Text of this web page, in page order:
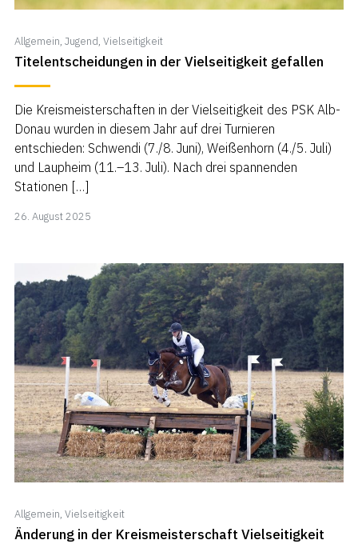
Allgemein, Jugend, Vielseitigkeit
Titelentscheidungen in der Vielseitigkeit gefallen
Die Kreismeisterschaften in der Vielseitigkeit des PSK Alb-
Donau wurden in diesem Jahr auf drei Turnieren
entschieden: Schwendi (7./8. Juni), Weißenhorn (4./5. Juli)
und Laupheim (11.–13. Juli). Nach drei spannenden
Stationen […]
26. August 2025
Allgemein, Vielseitigkeit
Änderung in der Kreismeisterschaft Vielseitigkeit